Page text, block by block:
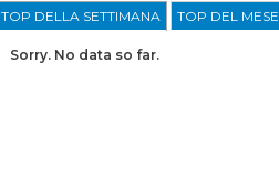
TOP DELLA SETTIMANA TOP DEL MESE
Sorry. No data so far.